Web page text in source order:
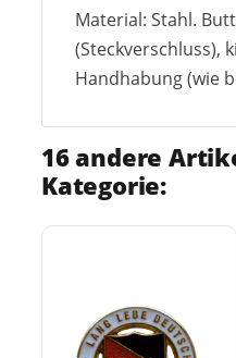
Material: Stahl.
(Steckverschluss),
Handhabung (wie
16 andere
Kategorie: